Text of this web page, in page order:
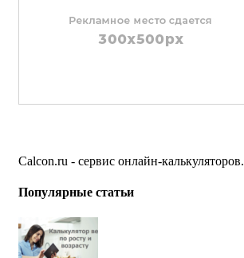
Calcon.ru - сервис онлайн-калькуляторов.
Популярные статьи